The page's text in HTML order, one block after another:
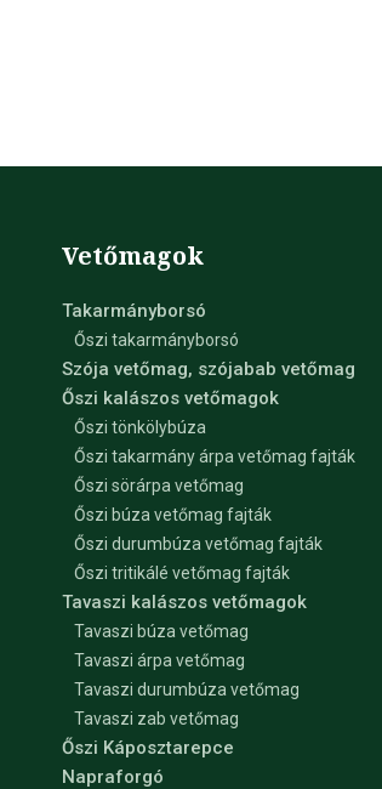
Vetőmagok
Takarmányborsó
Őszi takarmányborsó
Szója vetőmag, szójabab vetőmag
Őszi kalászos vetőmagok
Őszi tönkölybúza
Őszi takarmány árpa vetőmag fajták
Őszi sörárpa vetőmag
Őszi búza vetőmag fajták
Őszi durumbúza vetőmag fajták
Őszi tritikálé vetőmag fajták
Tavaszi kalászos vetőmagok
Tavaszi búza vetőmag
Tavaszi árpa vetőmag
Tavaszi durumbúza vetőmag
Tavaszi zab vetőmag
Őszi Káposztarepce
Napraforgó